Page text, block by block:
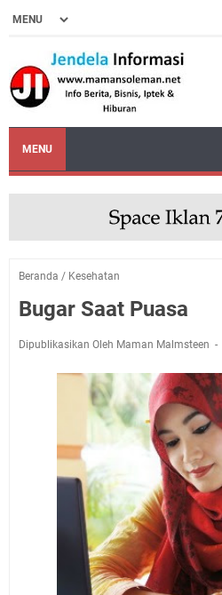
MENU
Beranda / Kesehatan
Bugar Saat Puasa
Dipublikasikan Oleh Maman Malmsteen